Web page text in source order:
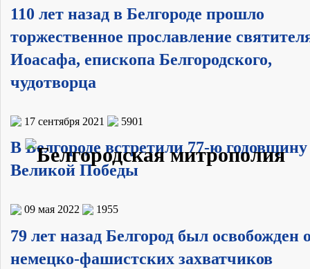
110 лет назад в Белгороде прошло
торжественное прославление
Иоасафа, епископа Белгородского,
чудотворца
17 сентября 2021 5901
В Белгороде встретили 77-ю годовщину
Великой Победы
09 мая 2022 1955
79 лет назад Белгород был освобожден
немецко-фашистских захватчиков